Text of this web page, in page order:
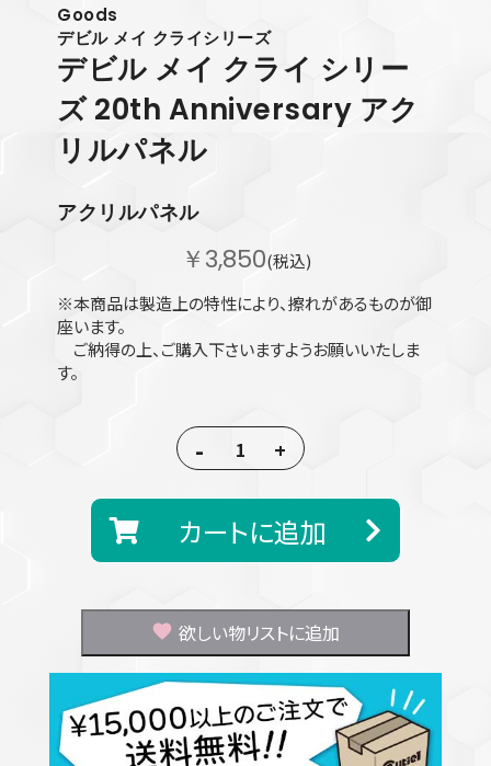
Goods
デビル メイ クライシリーズ
デビル メイ クライ シリー
ズ 20th Anniversary アク
リルパネル
アクリルパネル
￥3,850(税込)
※本商品は製造上の特性により、擦れがあるものが御
座います。
ご納得の上、ご購入下さいますようお願いいたしま
す。
- +
カートに追加
欲しい物リストに追加